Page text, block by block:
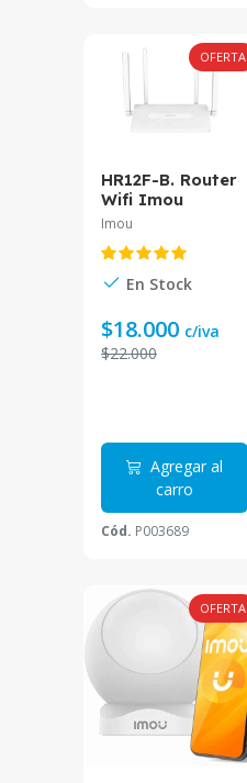
OFERTA
HR12F-B. Router
Wifi Imou
1200Mbps
doble banda
alcanza una
300Mbps en
2.4GHz y 867 en
5GHz
Imou
En Stock
$18.000 c/iva
$22.000
Agregar al
carro
Cód. P003689
OFERTA